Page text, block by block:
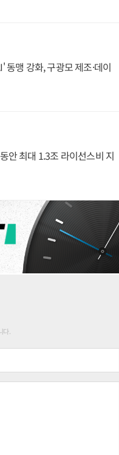
맹 강화, 구광모 제조·데이
안 최대 1.3조 라이선스비 지
다.